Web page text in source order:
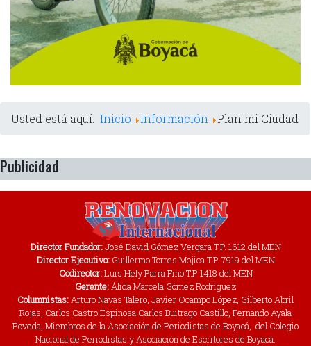
Usted está aquí: Inicio información Plan mi Ciudad
Publicidad
Director Fundador:José David Gómez Vergara T.P. 1612 del MEN
Director Ejecutivo:Guillermo Torres Mojica T.P. 7919 del MEN
Codirector:Luis Hely Parra Fino T.P 1418 del MEN
Gerente: Álida Marcela Gómez Rodríguez
Columnistas: Arturo Navas Talero, Javier Ocampo López, Gilberto Abril
Rojas, Carlos Castro Espinosa Carlos Buitrago Castillo, Fernando Ayala
Poveda, Miembros de la Asociación de Periodistas de Boyacá, del Colegio
Nacional de Periodistas y Asociación de Escritores de Boyacá.